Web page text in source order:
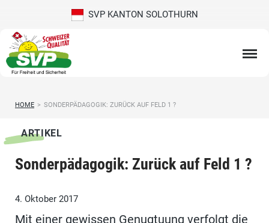
SVP KANTON SOLOTHURN
HOME > SONDERPÄDAGOGIK: ZURÜCK AUF FELD 1 ?
ARTIKEL
Sonderpädagogik: Zurück auf Feld 1 ?
4. Oktober 2017
Mit einer gewissen Genugtuung verfolgt die